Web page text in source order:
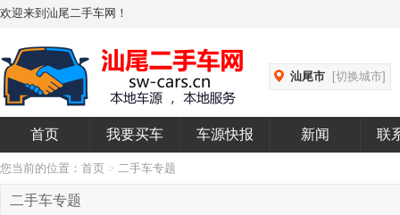
欢迎来到汕尾二手车网！
汕尾市 [切换城市]
首页 我要买车 车源快报 新闻 联
您当前的位置： 首页 > 二手车专题
二手车专题